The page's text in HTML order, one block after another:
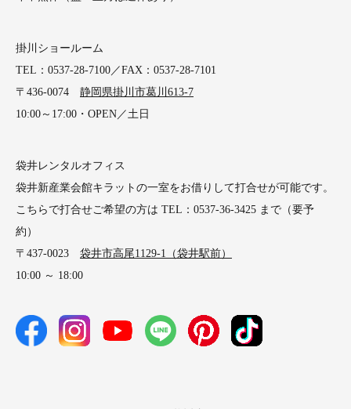
掛川ショールーム
TEL：0537-28-7100／FAX：0537-28-7101
〒436-0074 静岡県掛川市葛川613-7
10:00～17:00・OPEN／土日
袋井レンタルオフィス
袋井新産業会館キラットの一室をお借りして打合せが可能です。
こちらで打合せご希望の方は TEL：0537-36-3425 まで（要予
約）
〒437-0023 袋井市高尾1129-1（袋井駅前）
10:00 ～ 18:00